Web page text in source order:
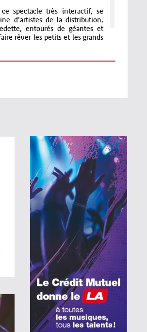
spectacle très interactif, se
d'artistes de la distribution,
entourés de géantes et
rêver les petits et les grands
magiciens, comédiens,